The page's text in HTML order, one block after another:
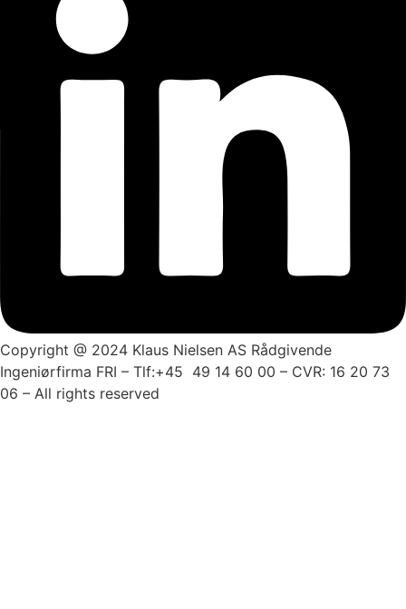
Copyright @ 2024 Klaus Nielsen AS Rådgivende
Ingeniørfirma FRI – Tlf:+45 49 14 60 00 – CVR: 16 20 73
06 – All rights reserved